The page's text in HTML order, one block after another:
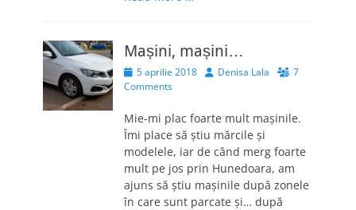
Mașini, mașini…
Posted
on
5 aprilie 2018 AuthorDenisa Lala
7
Comments
Mie-mi plac foarte mult mașinile.
Îmi place să știu mărcile și
modelele, iar de când merg foarte
mult pe jos prin Hunedoara, am
ajuns să știu mașinile după zonele
în care sunt parcate și… după